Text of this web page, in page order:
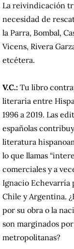
La reivindicación
necesidad de
la Parra, Bombal,
Vicens, Rivera
etcétera.
V.C.: Tu libro
literaria entre
1996 a 2019. Las
españolas
literatura
lo que llamas
comerciales y a
Ignacio Echevarría
Chile y Argentina.
por su obra o la
son marginados
metropolitanas?